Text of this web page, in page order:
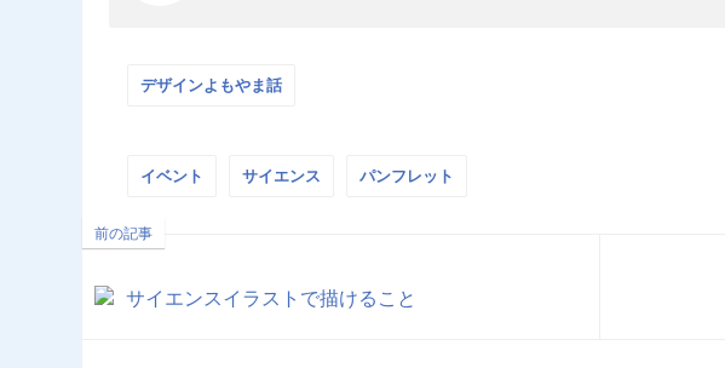
デザインよもやま話
イベント サイエンス パンフレット
前の記事
サイエンスイラストで描けること